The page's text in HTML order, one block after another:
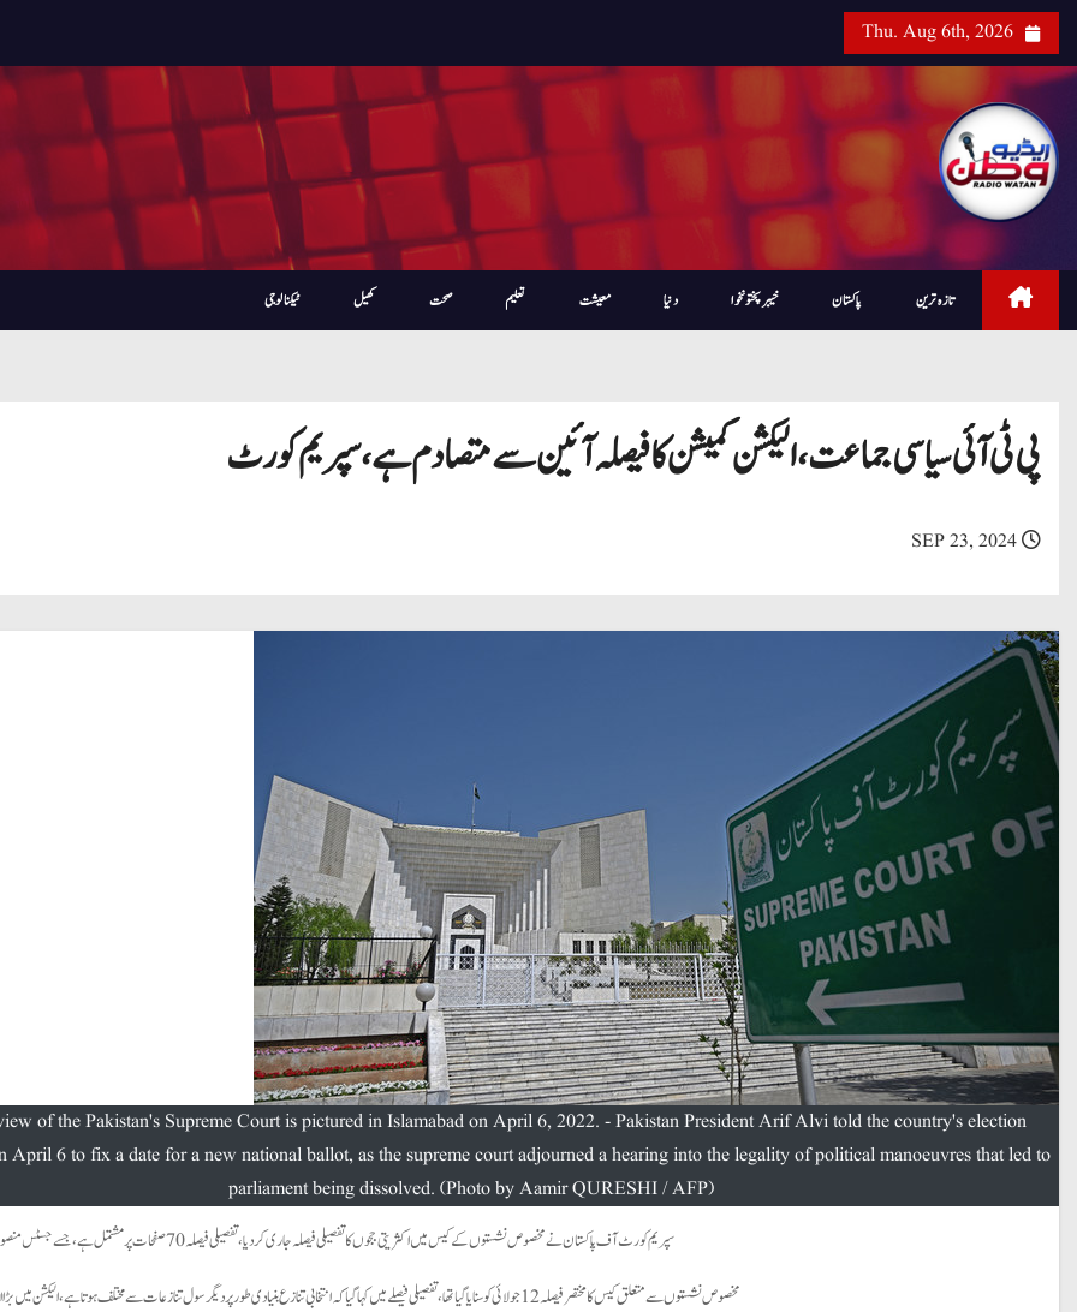
i
Thu. Aug 6th, 2026
تازہ ترین پاکستان خیبرپختونخوا دنیا معیشت تعلیم صحت کھیل ٹیکنالوجی
پی ٹی آئی سیاسی جماعت، الیکشن کمیشن کا فیصلہ آئین سے متصادم ہے، سپریم کورٹ
of the Pakistan's Supreme Court is pictured in Islamabad on April 6, 2022. - Pakistan President Arif Alvi told the country's election
April 6 to fix a date for a new national ballot, as the supreme court adjourned a hearing into the legality of political manoeuvres that led to
parliament being dissolved. (Photo by Aamir QURESHI / AFP)
سپریم کورٹ آف پاکستان نے مخصوص نشستوں کے کیس میں اکثریتی ججوں کا تفصیلی فیصلہ جاری کردیا، تفصیلی فیصلہ 70 صفحات پر مشتمل ہے، جسے جسٹس منصور علی شاہ نے تحریر کیا۔
مخصوص نشستوں سے متعلق کیس کامختصر فیصلہ 12 جولائی کوسنایا گیا تھا، تفصیلی فیصلے میں کہا گیا کہ انتخابی تنازع بنیادی طور پر دیگر سول تنازعات سے مختلف ہوتا ہے، الیکشن میں بڑا اسٹیک عوام کا ہوتا ہے۔